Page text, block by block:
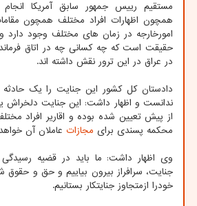
مستقیم رییس جمهور سابق آمریکا
همچون اظهارات افراد مختلف همچون
امورخارجه در زمان های مختلف وجود دارد
حقیقت است که چه کسانی چه در اتاق
در عراق در این ترور نقش داشته اند.
دادستان کل کشور این جنایت را یک
ندانست و اظهار داشت: این جنایت دلخراش
از پیش تعیین شده بوده و اقاریر افراد
محکمه پسندی برای مجازات عاملان آن
وی اظهار داشت: ما باید در قضیه
جنایت، سرافراز بیرون بیاییم و حق و
خودرا ازمتجاوز جنایتکار بستانیم.